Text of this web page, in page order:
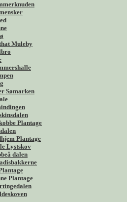
Muleby
Sømarken
Plantage
Plantage
Lystskov
dalen
Plantage